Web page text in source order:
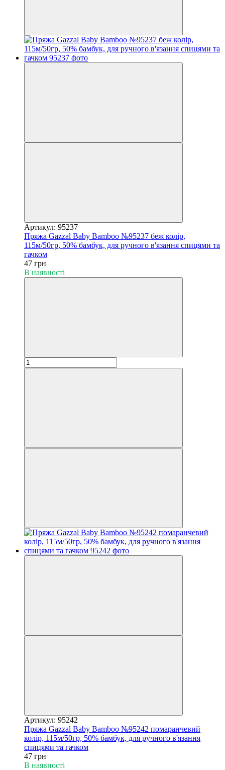
Артикул: 95237
Пряжа Gazzal Baby Bamboo №95237 беж колір,
115м/50гр, 50% бамбук, для ручного в'язання спицями та
гачком
47 грн
В наявності
Артикул: 95242
Пряжа Gazzal Baby Bamboo №95242 помаранчевий
колір, 115м/50гр, 50% бамбук, для ручного в'язання
спицями та гачком
47 грн
В наявності